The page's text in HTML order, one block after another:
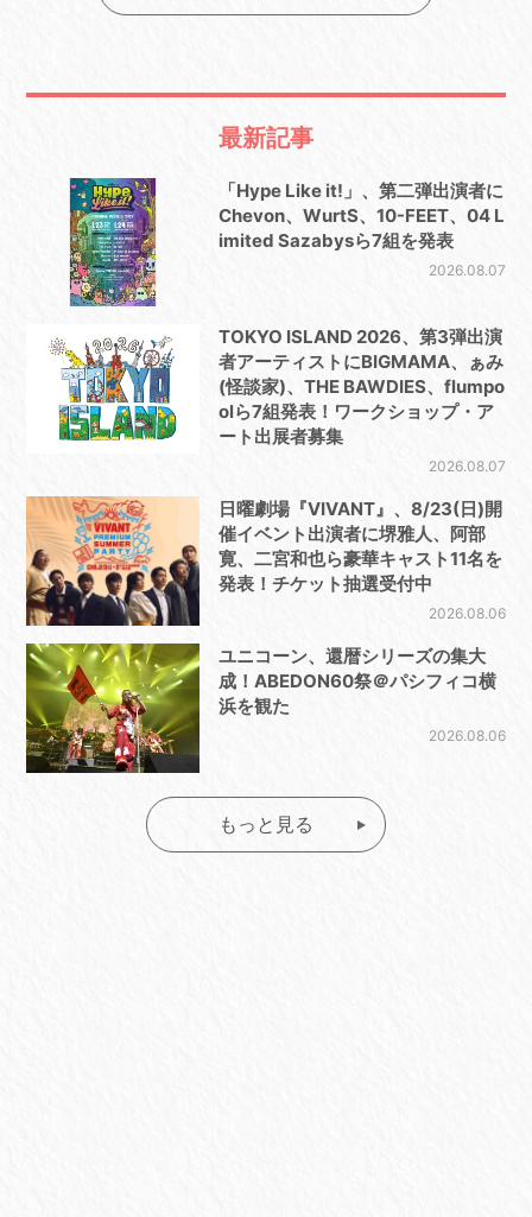
最新記事
「Hype Like it!」、第二弾出演者に
Chevon、WurtS、10-FEET、04 L
imited Sazabysら7組を発表
2026.08.07
TOKYO ISLAND 2026、第3弾出演
者アーティストにBIGMAMA、ぁみ
(怪談家)、THE BAWDIES、flumpo
olら7組発表！ワークショップ・ア
ート出展者募集
2026.08.07
日曜劇場『VIVANT』、8/23(日)開
催イベント出演者に堺雅人、阿部
寛、二宮和也ら豪華キャスト11名を
発表！チケット抽選受付中
2026.08.06
ユニコーン、還暦シリーズの集大
成！ABEDON60祭＠パシフィコ横
浜を観た
2026.08.06
もっと見る